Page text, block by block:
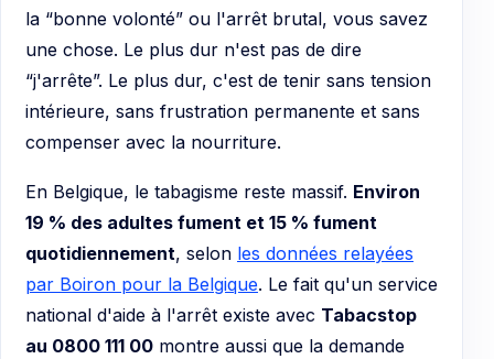
la “bonne volonté” ou l'arrêt brutal, vous savez
une chose. Le plus dur n'est pas de dire
“j'arrête”. Le plus dur, c'est de tenir sans tension
intérieure, sans frustration permanente et sans
compenser avec la nourriture.
En Belgique, le tabagisme reste massif. Environ
19 % des adultes fument et 15 % fument
quotidiennement, selon les données relayées
par Boiron pour la Belgique. Le fait qu'un service
national d'aide à l'arrêt existe avec Tabacstop
au 0800 111 00 montre aussi que la demande